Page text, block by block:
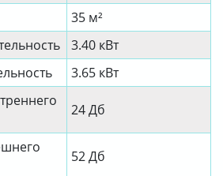
35 м²
3.40 кВт
3.65 кВт
24 Дб
52 Дб